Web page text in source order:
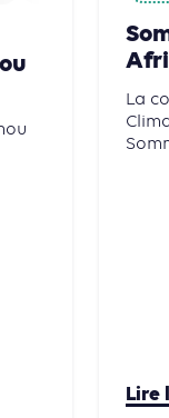
La
Lire